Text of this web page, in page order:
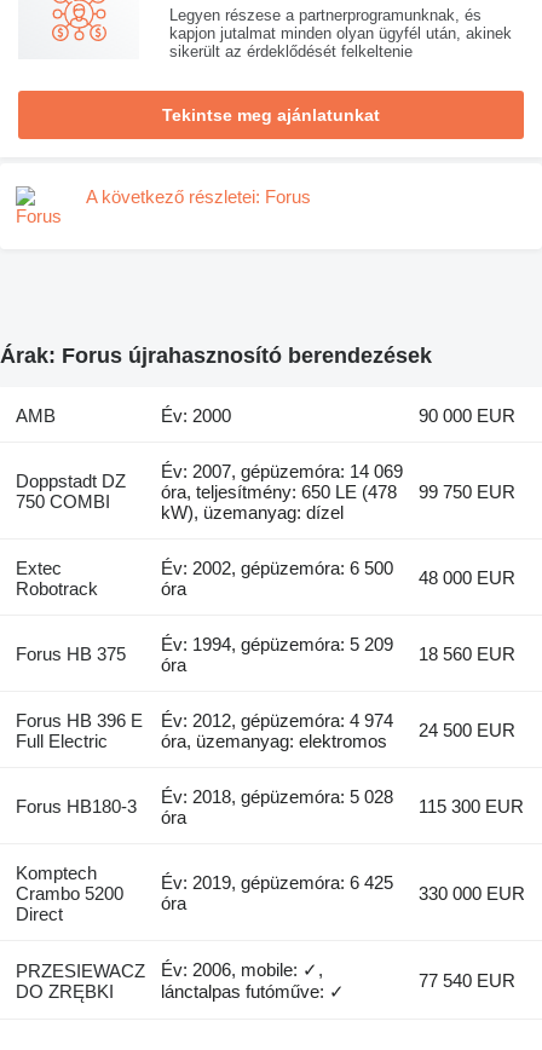
Legyen részese a partnerprogramunknak, és
kapjon jutalmat minden olyan ügyfél után, akinek
sikerült az érdeklődését felkeltenie
Tekintse meg ajánlatunkat
A következő részletei: Forus
Árak: Forus újrahasznosító berendezések
AMB Év: 2000 90 000 EUR
Doppstadt DZ
750 COMBI
Év: 2007, gépüzemóra: 14 069
óra, teljesítmény: 650 LE (478
kW), üzemanyag: dízel
99 750 EUR
Extec
Robotrack
Év: 2002, gépüzemóra: 6 500
óra
48 000 EUR
Forus HB 375
Év: 1994, gépüzemóra: 5 209
óra
18 560 EUR
Forus HB 396 E
Full Electric
Év: 2012, gépüzemóra: 4 974
óra, üzemanyag: elektromos
24 500 EUR
Forus HB180-3
Év: 2018, gépüzemóra: 5 028
óra
115 300 EUR
Komptech
Crambo 5200
Direct
Év: 2019, gépüzemóra: 6 425
óra
330 000 EUR
PRZESIEWACZ
DO ZRĘBKI
Év: 2006, mobile: ✓,
lánctalpas futóműve: ✓
77 540 EUR